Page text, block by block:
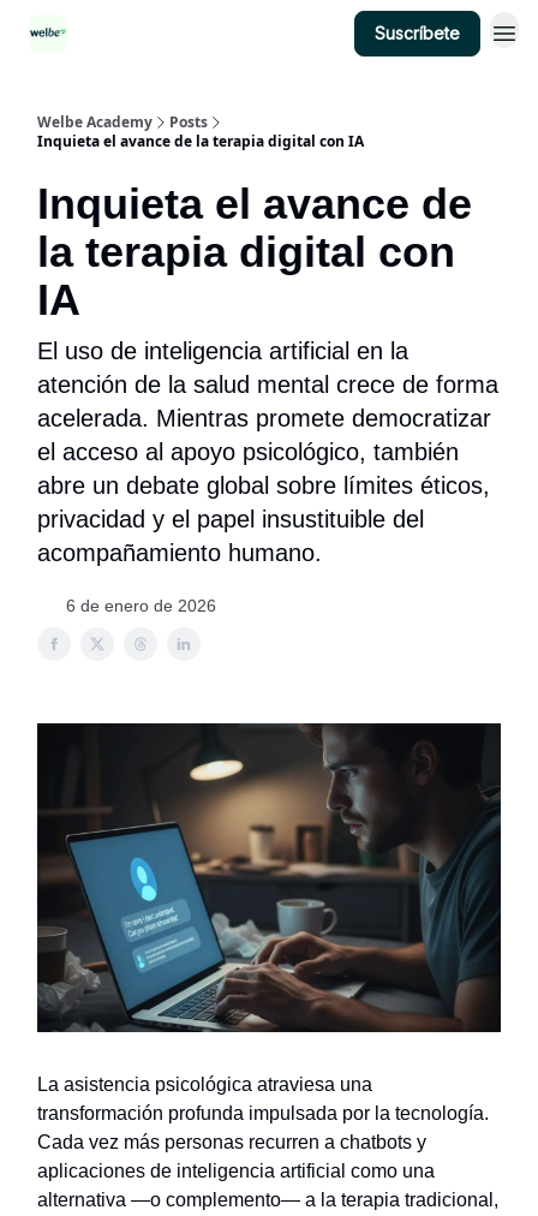
Suscríbete
Welbe Academy
Posts
Inquieta el avance de la terapia digital con IA
Inquieta el avance de
la terapia digital con
IA
El uso de inteligencia artificial en la
atención de la salud mental crece de forma
acelerada. Mientras promete democratizar
el acceso al apoyo psicológico, también
abre un debate global sobre límites éticos,
privacidad y el papel insustituible del
acompañamiento humano.
6 de enero de 2026
La asistencia psicológica atraviesa una
transformación profunda impulsada por la tecnología.
Cada vez más personas recurren a chatbots y
aplicaciones de inteligencia artificial como una
alternativa —o complemento— a la terapia tradicional,